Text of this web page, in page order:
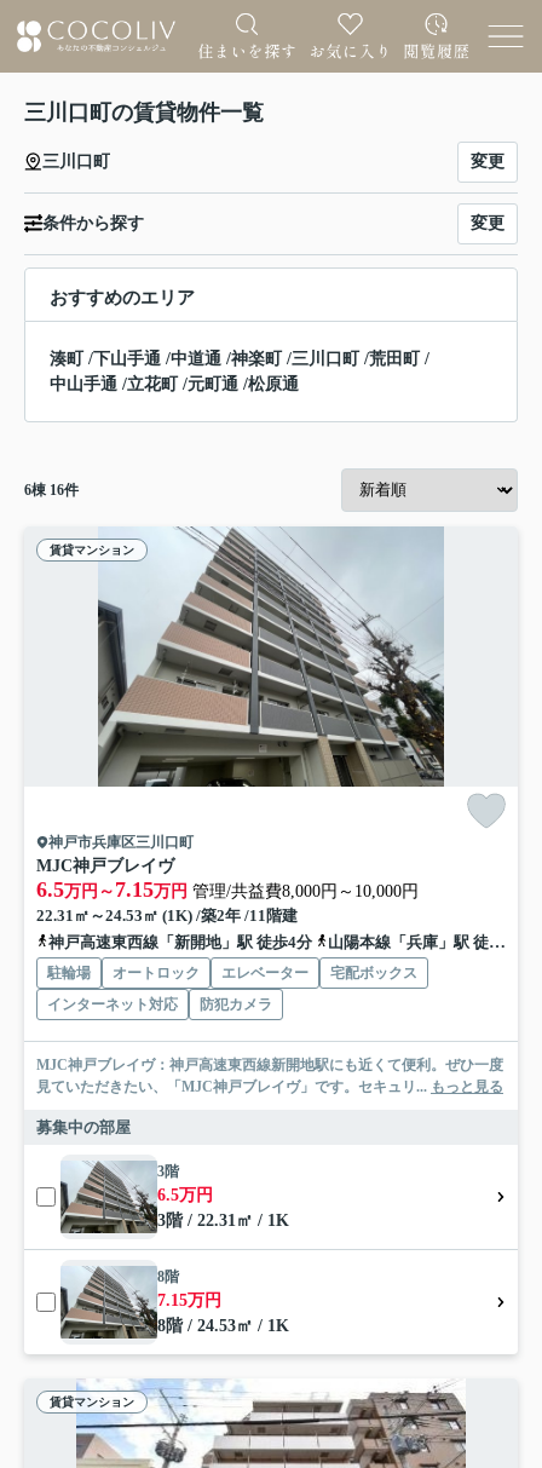
三川口町の賃貸物件一覧
三川口町 変更
条件から探す 変更
おすすめのエリア
湊町/下山手通 /中道通 /神楽町/三川口町/荒田町/
中山手通 /立花町/元町通 /松原通
6棟 16件
賃貸マンション
神戸市兵庫区三川口町
MJC神戸ブレイヴ
6.5万円～ 7.15万円 管理/共益費8,000円～10,000円
22.31㎡～24.53㎡ (1K) /築2年 /11階建
神戸高速東西線「新開地」駅 徒歩4分
山陽本線「兵庫」駅 徒歩9分
駐輪場 オートロック エレベーター
宅配ボックス
インターネット対応
防犯カメラ
MJC神戸ブレイヴ：神戸高速東西線新開地駅にも近くて便利。ぜひ一度
見ていただきたい、「MJC神戸ブレイヴ」です。セキュリ... もっと見る
募集中の部屋
3階
6.5万円
3階 / 22.31㎡ / 1K
8階
7.15万円
8階 / 24.53㎡ / 1K
賃貸マンション